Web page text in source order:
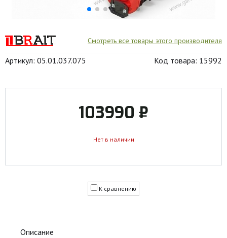
Смотреть все товары этого производителя
Артикул: 05.01.037.075 Код товара: 15992
103990 ₽
Нет в наличии
К сравнению
Описание